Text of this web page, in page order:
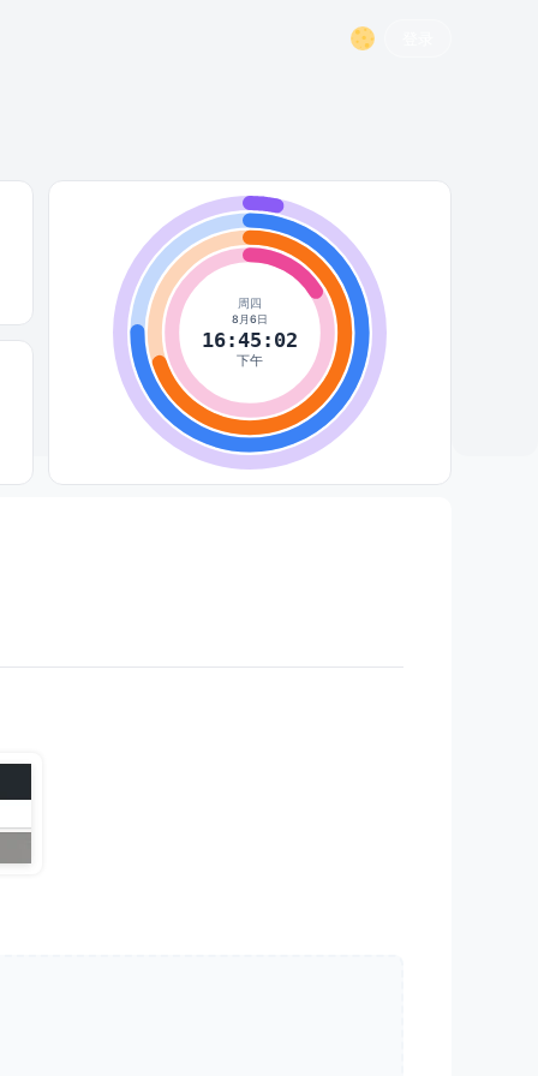
周四
8月6日
16:45:02
下午